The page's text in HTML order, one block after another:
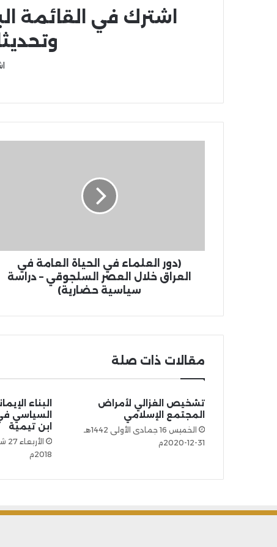
اشترك في القائمة
(دور العلماء في الحياة العامة في
العراق خلال العصر السلجوقي – دراسة
سياسية حضارية)
مقالات ذات صلة
تشخيص الغزالي لأمراض
المجتمع الإسلامي
الخميس 16 جمادى الأولى 1442هـ
31-12-2020م
البناء
السياسي
ابن تيمية
2018م